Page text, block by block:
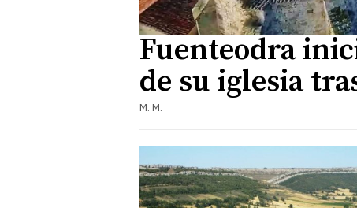
Fuenteodra
de su iglesia
M. M.